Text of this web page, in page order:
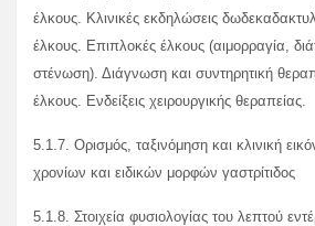
έλκους. Κλινικές εκδηλώσεις
έλκους. Επιπλοκές έλκους (αιμορραγία,
στένωση). Διάγνωση και συντηρητική
έλκους. Ενδείξεις χειρουργικής θεραπείας.
5.1.7. Ορισμός, ταξινόμηση και κλινική
χρονίων και ειδικών μορφών γαστρίτιδος
5.1.8. Στοιχεία φυσιολογίας του λεπτού